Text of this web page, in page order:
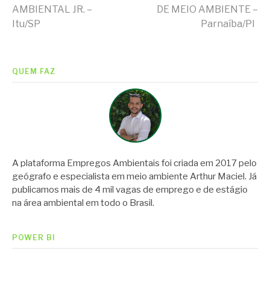
AMBIENTAL JR. –
Itu/SP
DE MEIO AMBIENTE –
Parnaíba/PI
QUEM FAZ
A plataforma Empregos Ambientais foi criada em 2017 pelo
geógrafo e especialista em meio ambiente Arthur Maciel. Já
publicamos mais de 4 mil vagas de emprego e de estágio
na área ambiental em todo o Brasil.
POWER BI